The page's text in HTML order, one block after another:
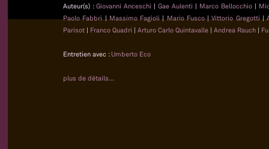
Auteur(s) : Giovanni Anceschi | Gae Aulenti | Marco Bellocchio |
Paolo Fabbri|Massimo Fagioli|Mario Fusco|Vittorio Gregotti|
Parisot | Franco Quadri | Arturo Carlo Quintavalle | Andrea Rauch |
Entretien avec : Umberto Eco
plus de détails...